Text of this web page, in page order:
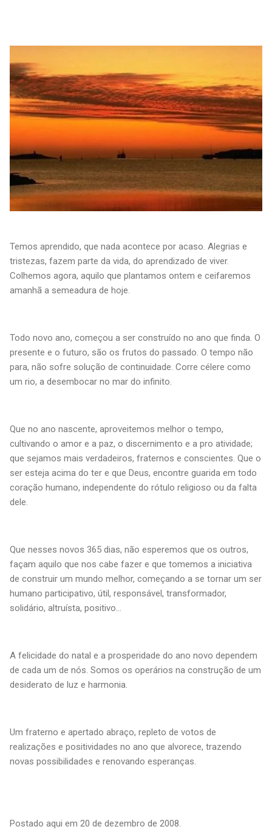
Temos aprendido, que nada acontece por acaso. Alegrias e
tristezas, fazem parte da vida, do aprendizado de viver.
Colhemos agora, aquilo que plantamos ontem e ceifaremos
amanhã a semeadura de hoje.
Todo novo ano, começou a ser construído no ano que finda. O
presente e o futuro, são os frutos do passado. O tempo não
para, não sofre solução de continuidade. Corre célere como
um rio, a desembocar no mar do infinito.
Que no ano nascente, aproveitemos melhor o tempo,
cultivando o amor e a paz, o discernimento e a pro atividade;
que sejamos mais verdadeiros, fraternos e conscientes. Que o
ser esteja acima do ter e que Deus, encontre guarida em todo
coração humano, independente do rótulo religioso ou da falta
dele.
Que nesses novos 365 dias, não esperemos que os outros,
façam aquilo que nos cabe fazer e que tomemos a iniciativa
de construir um mundo melhor, começando a se tornar um ser
humano participativo, útil, responsável, transformador,
solidário, altruísta, positivo...
A felicidade do natal e a prosperidade do ano novo dependem
de cada um de nós. Somos os operários na construção de um
desiderato de luz e harmonia.
Um fraterno e apertado abraço, repleto de votos de
realizações e positividades no ano que alvorece, trazendo
novas possibilidades e renovando esperanças.
Postado aqui em 20 de dezembro de 2008.